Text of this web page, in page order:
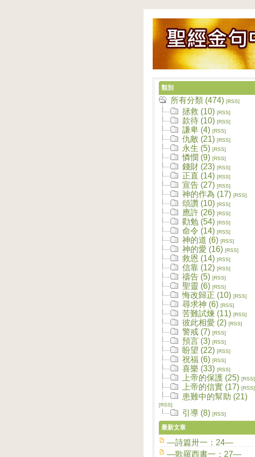
類別
所有分類 (474) [RSS]
拯救 (10) [RSS]
款待 (10) [RSS]
謙卑 (4) [RSS]
仇敵 (21) [RSS]
永生 (5) [RSS]
憐憫 (9) [RSS]
錢財 (23) [RSS]
正直 (14) [RSS]
宣告 (27) [RSS]
神的作為 (17) [RSS]
頌讚 (10) [RSS]
應許 (26) [RSS]
勸勉 (54) [RSS]
命令 (14) [RSS]
神的道 (6) [RSS]
神的愛 (16) [RSS]
救恩 (14) [RSS]
信靠 (12) [RSS]
禱告 (5) [RSS]
聖靈 (6) [RSS]
悔改歸正 (10) [RSS]
尋求神 (6) [RSS]
苦難試煉 (11) [RSS]
彼此相愛 (2) [RSS]
警戒 (7) [RSS]
預言 (3) [RSS]
盼望 (22) [RSS]
祝福 (6) [RSS]
喜樂 (33) [RSS]
上帝的保護 (25) [RSS]
上帝的信實 (17) [RSS]
患難中的幫助 (21)
[RSS]
引導 (8) [RSS]
最新文章
—詩篇卅一：24—
—歌羅西書一：27—